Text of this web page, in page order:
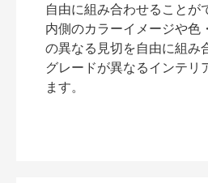
自由に組み合わせることが
内側のカラーイメージや色
の異なる見切を自由に組み
グレードが異なるインテリ
ます。